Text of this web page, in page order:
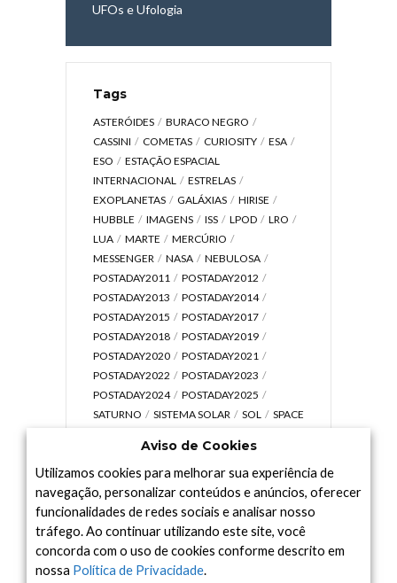
UFOs e Ufologia
Tags
ASTERÓIDES
BURACO NEGRO
CASSINI
COMETAS CURIOSITY
ESA
ESO
ESTAÇÃO ESPACIAL
INTERNACIONAL
ESTRELAS
EXOPLANETAS
GALÁXIAS
HIRISE
HUBBLE
IMAGENS ISS LPOD
LRO
LUA
MARTE
MERCÚRIO
MESSENGER
NASA
NEBULOSA
POSTADAY2011
POSTADAY2012
POSTADAY2013
POSTADAY2014
POSTADAY2015
POSTADAY2017
POSTADAY2018
POSTADAY2019
POSTADAY2020
POSTADAY2021
POSTADAY2022
POSTADAY2023
POSTADAY2024
POSTADAY2025
SATURNO
SISTEMA SOLAR SOL
SPACE
UNIVERSO
VÍDEO
Arquivo
Arquivo
Aviso de Cookies
Utilizamos cookies para melhorar sua experiência de
navegação, personalizar conteúdos e anúncios, oferecer
funcionalidades de redes sociais e analisar nosso
tráfego. Ao continuar utilizando este site, você
concorda com o uso de cookies conforme descrito em
nossa Política de Privacidade.